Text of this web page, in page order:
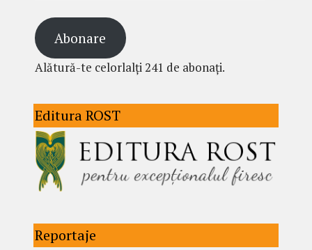
Abonare
Alătură-te celorlalți 241 de abonați.
Editura ROST
Reportaje